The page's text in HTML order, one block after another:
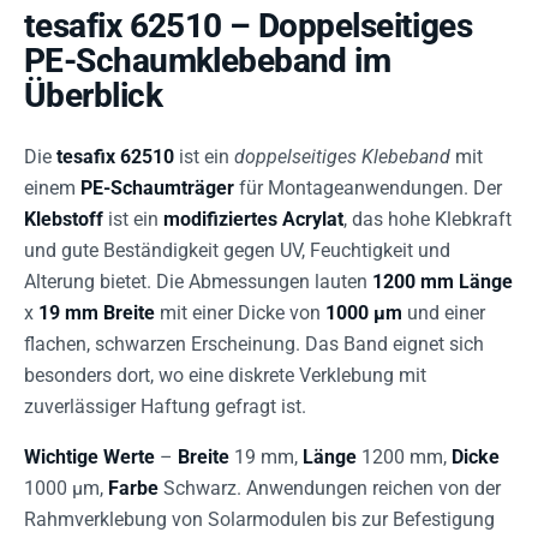
tesafix 62510 – Doppelseitiges
PE-Schaumklebeband im
Überblick
Die tesafix 62510 ist ein doppelseitiges Klebeband mit
einem PE-Schaumträger für Montageanwendungen. Der
Klebstoff ist ein modifiziertes Acrylat, das hohe Klebkraft
und gute Beständigkeit gegen UV, Feuchtigkeit und
Alterung bietet. Die Abmessungen lauten 1200 mm Länge
x 19 mm Breite mit einer Dicke von 1000 µm und einer
flachen, schwarzen Erscheinung. Das Band eignet sich
besonders dort, wo eine diskrete Verklebung mit
zuverlässiger Haftung gefragt ist.
Wichtige Werte – Breite 19 mm, Länge 1200 mm, Dicke
1000 µm, Farbe Schwarz. Anwendungen reichen von der
Rahmverklebung von Solarmodulen bis zur Befestigung